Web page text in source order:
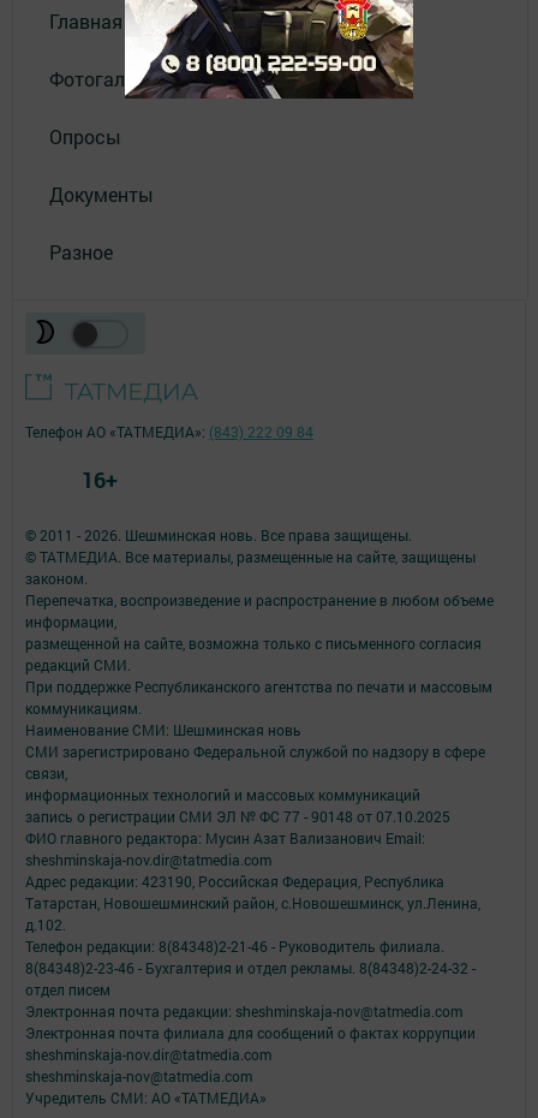
Главная
Фотогалереи
Опросы
Документы
Разное
© 2011 - 2026. Шешминская новь. Все права защищены.
© ТАТМЕДИА. Все материалы, размещенные на сайте, защищены
законом.
Перепечатка, воспроизведение и распространение в любом объеме
информации,
размещенной на сайте, возможна только с письменного согласия
редакций СМИ.
При поддержке Республиканского агентства по печати и массовым
коммуникациям.
Наименование СМИ: Шешминская новь
СМИ зарегистрировано Федеральной службой по надзору в сфере
связи,
информационных технологий и массовых коммуникаций
запись о регистрации СМИ ЭЛ № ФС 77 - 90148 от 07.10.2025
ФИО главного редактора: Мусин Азат Вализанович Email:
sheshminskaja-nov.dir@tatmedia.com
Адрес редакции: 423190, Российская Федерация, Республика
Татарстан, Новошешминский район, с.Новошешминск, ул.Ленина,
д.102.
Телефон редакции: 8(84348)2-21-46 - Руководитель филиала.
8(84348)2-23-46 - Бухгалтерия и отдел рекламы. 8(84348)2-24-32 -
отдел писем
Электронная почта редакции: sheshminskaja-nov@tatmedia.com
Электронная почта филиала для сообщений о фактах коррупции
sheshminskaja-nov.dir@tatmedia.com
sheshminskaja-nov@tatmedia.com
Учредитель СМИ: АО «ТАТМЕДИА»
Телефон АО «ТАТМЕДИА»: (843) 222 09 84
16+